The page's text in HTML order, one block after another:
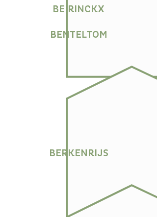
BEIRINCKX
BENTELTOM
BERKENRIJS